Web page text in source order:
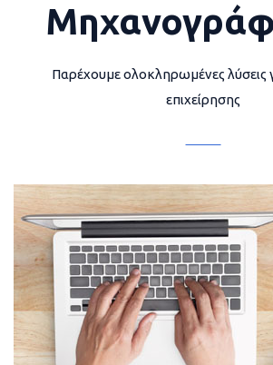
Παρέχουμε ολοκληρωμένες λύσεις
επιχείρησης